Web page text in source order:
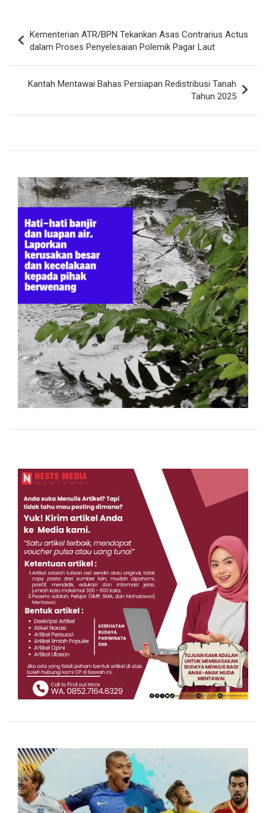
pos
Kementerian ATR/BPN Tekankan Asas Contrarius Actus
dalam Proses Penyelesaian Polemik Pagar Laut
Kantah Mentawai Bahas Persiapan Redistribusi Tanah
Tahun 2025